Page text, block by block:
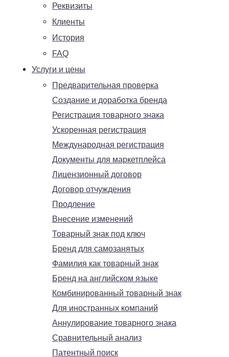
Реквизиты
Клиенты
История
FAQ
Услуги и цены
Предварительная проверка
Создание и доработка бренда
Регистрация товарного знака
Ускоренная регистрация
Международная регистрация
Документы для маркетплейса
Лицензионный договор
Договор отчуждения
Продление
Внесение изменений
Товарный знак под ключ
Бренд для самозанятых
Фамилия как товарный знак
Бренд на английском языке
Комбинированный товарный знак
Для иностранных компаний
Аннулирование товарного знака
Сравнительный анализ
Патентный поиск